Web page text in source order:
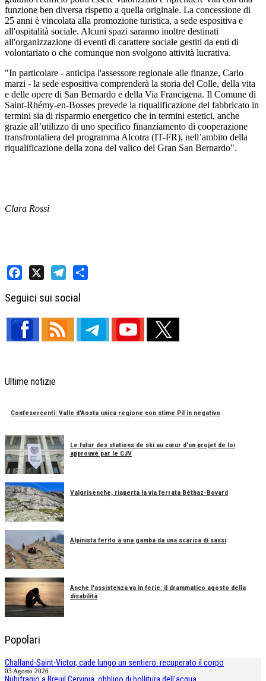
funzione ben diversa rispetto a quella originale. La concessione di
25 anni è vincolata alla promozione turistica, a sede espositiva e
all'ospitalità sociale. Alcuni spazi saranno inoltre destinati
all'organizzazione di eventi di carattere sociale gestiti da enti di
volontariato o che comunque non svolgono attività lucrativa.
"In particolare - anticipa l'assessore regionale alle finanze, Carlo
marzi - la sede espositiva comprenderà la storia del Colle, della vita
e delle opere di San Bernardo e della Via Francigena. Il Comune di
Saint-Rhémy-en-Bosses prevede la riqualificazione del fabbricato in
termini sia di risparmio energetico che in termini estetici, anche
grazie all’utilizzo di uno specifico finanziamento di cooperazione
transfrontaliera del programma Alcotra (IT-FR), nell’ambito della
riqualificazione della zona del valico del Gran San Bernardo".
Clara Rossi
Seguici sui social
Ultime notizie
Confesercenti: Valle d'Aosta unica regione con stime Pil in negativo
Le futur des stations de ski au cœur d'un projet de loi
approuvé par le CJV
Valgrisenche, riaperta la via ferrata Béthaz-Bovard
Alpinista ferito a una gamba da una scarica di sassi
Anche l'assistenza va in ferie: il drammatico agosto della
disabilità
Popolari
Challand-Saint-Victor, cade lungo un sentiero: recuperato il corpo
03 Agosto 2026
Nubifragio a Breuil Cervinia, obbligo di bollitura dell'acqua